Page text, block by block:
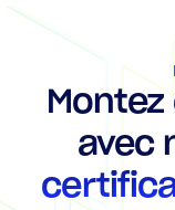
avec
Cloud
Gestion
Edwin AI